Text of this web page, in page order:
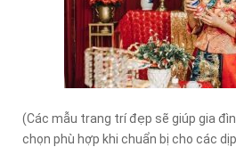
(Các mẫu trang trí đẹp sẽ giúp gia
chọn phù hợp khi chuẩn bị cho các